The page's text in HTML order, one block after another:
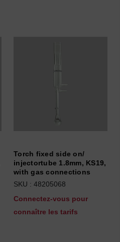
Torch fixed side on/
injectortube 1.8mm, KS19,
with gas connections
SKU : 48205068
Connectez-vous pour
connaître les tarifs